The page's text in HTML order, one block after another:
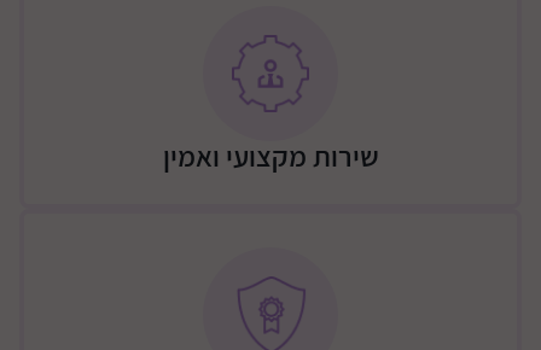
שירות מקצועי ואמין